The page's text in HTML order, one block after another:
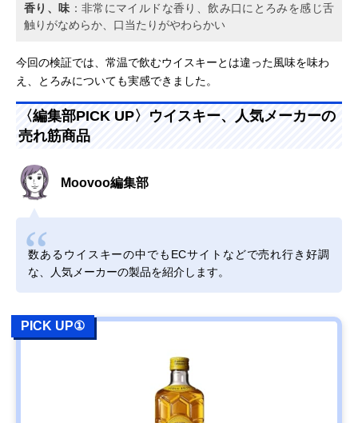
香り、味 ：非常にマイルドな香り、飲み口にとろみを感じ舌
触りがなめらか、口当たりがやわらかい
今回の検証では、常温で飲むウイスキーとは違った風味を味わ
え、とろみについても実感できました。
〈編集部PICK UP〉ウイスキー、人気メーカーの
売れ筋商品
Moovoo編集部
数あるウイスキーの中でもECサイトなどで売れ行き好調
な、人気メーカーの製品を紹介します。
PICK UP①